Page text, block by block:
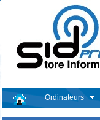
Ordinateurs